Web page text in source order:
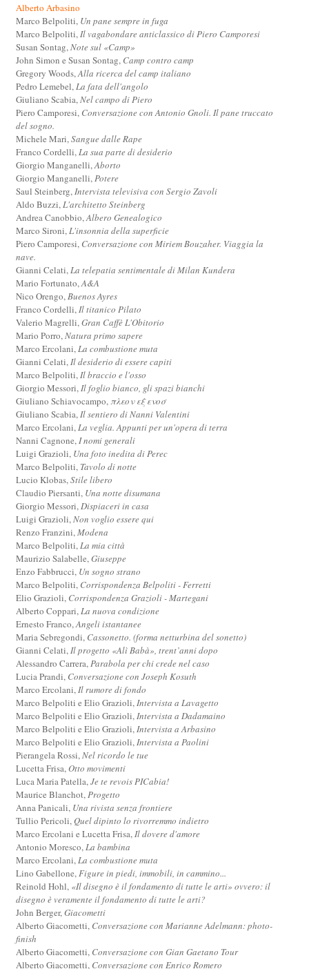
Alberto Arbasino
Marco Belpoliti, Un pane sempre in fuga
Marco Belpoliti,Il vagabondare anticlassico di Piero Camporesi
Susan Sontag,Note sul «Camp»
John Simon e Susan Sontag, Camp contro camp
Gregory Woods,Alla ricerca del camp italiano
Pedro Lemebel,La fata dell'angolo
Giuliano Scabia,Nel campo di Piero
Piero Camporesi, Conversazione con Antonio Gnoli. Il pane truccato
del sogno.
Michele Mari,Sangue dalle Rape
Franco Cordelli,La sua parte di desiderio
Giorgio Manganelli,Aborto
Giorgio Manganelli,Potere
Saul Steinberg,Intervista televisiva con Sergio Zavoli
Aldo Buzzi,L'architetto Steinberg
Andrea Canobbio,Albero Genealogico
Marco Sironi,L'insonnia della superficie
Piero Camporesi, Conversazione con Miriem Bouzaher. Viaggia la
nave.
Gianni Celati,La telepatia sentimentale di Milan Kundera
Mario Fortunato,A&A
Nico Orengo,Buenos Ayres
Franco Cordelli,Il titanico Pilato
Valerio Magrelli,Gran Caffè L'Obitorio
Mario Porro,Natura primo sapere
Marco Ercolani,La combustione muta
Gianni Celati,Il desiderio di essere capiti
Marco Belpoliti,Il braccio e l'osso
Giorgio Messori,Il foglio bianco, gli spazi bianchi
Giuliano Schiavocampo,πλεον εξ ενοσ
Giuliano Scabia,Il sentiero di Nanni Valentini
Marco Ercolani,La veglia. Appunti per un'opera di terra
Nanni Cagnone,I nomi generali
Luigi Grazioli, Una foto inedita di Perec
Marco Belpoliti, Tavolo di notte
Lucio Klobas,Stile libero
Claudio Piersanti, Una notte disumana
Giorgio Messori,Dispiaceri in casa
Luigi Grazioli,Non voglio essere qui
Renzo Franzini,Modena
Marco Belpoliti,La mia città
Maurizio Salabelle,Giuseppe
Enzo Fabbrucci, Un sogno strano
Marco Belpoliti, Corrispondenza Belpoliti - Ferretti
Elio Grazioli, Corrispondenza Grazioli - Martegani
Alberto Coppari,La nuova condizione
Ernesto Franco,Angeli istantanee
Maria Sebregondi, Cassonetto. (forma netturbina del sonetto)
Gianni Celati,Il progetto «Alì Babà», trent’anni dopo
Alessandro Carrera,Parabola per chi crede nel caso
Lucia Prandi, Conversazione con Joseph Kosuth
Marco Ercolani,Il rumore di fondo
Marco Belpoliti e Elio Grazioli,Intervista a Lavagetto
Marco Belpoliti e Elio Grazioli,Intervista a Dadamaino
Marco Belpoliti e Elio Grazioli,Intervista a Arbasino
Marco Belpoliti e Elio Grazioli,Intervista a Paolini
Pierangela Rossi,Nel ricordo le tue
Lucetta Frisa,Otto movimenti
Luca Maria Patella,Je te revois PICabia!
Maurice Blanchot,Progetto
Anna Panicali, Una rivista senza frontiere
Tullio Pericoli,Quel dipinto lo rivorremmo indietro
Marco Ercolani e Lucetta Frisa,Il dovere d'amore
Antonio Moresco,La bambina
Marco Ercolani,La combustione muta
Lino Gabellone,Figure in piedi, immobili, in cammino...
Reinold Hohl, «Il disegno è il fondamento di tutte le arti» ovvero: il
disegno è veramente il fondamento di tutte le arti?
John Berger,Giacometti
Alberto Giacometti, Conversazione con Marianne Adelmann: photo-
finish
Alberto Giacometti, Conversazione con Gian Gaetano Tour
Alberto Giacometti, Conversazione con Enrico Romero